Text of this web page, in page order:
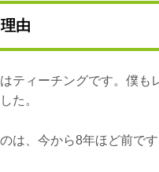
由
ティーチングです。僕も
た。
は、今から8年ほど前です